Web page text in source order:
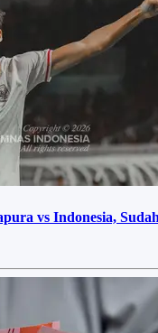
vs Indonesia,